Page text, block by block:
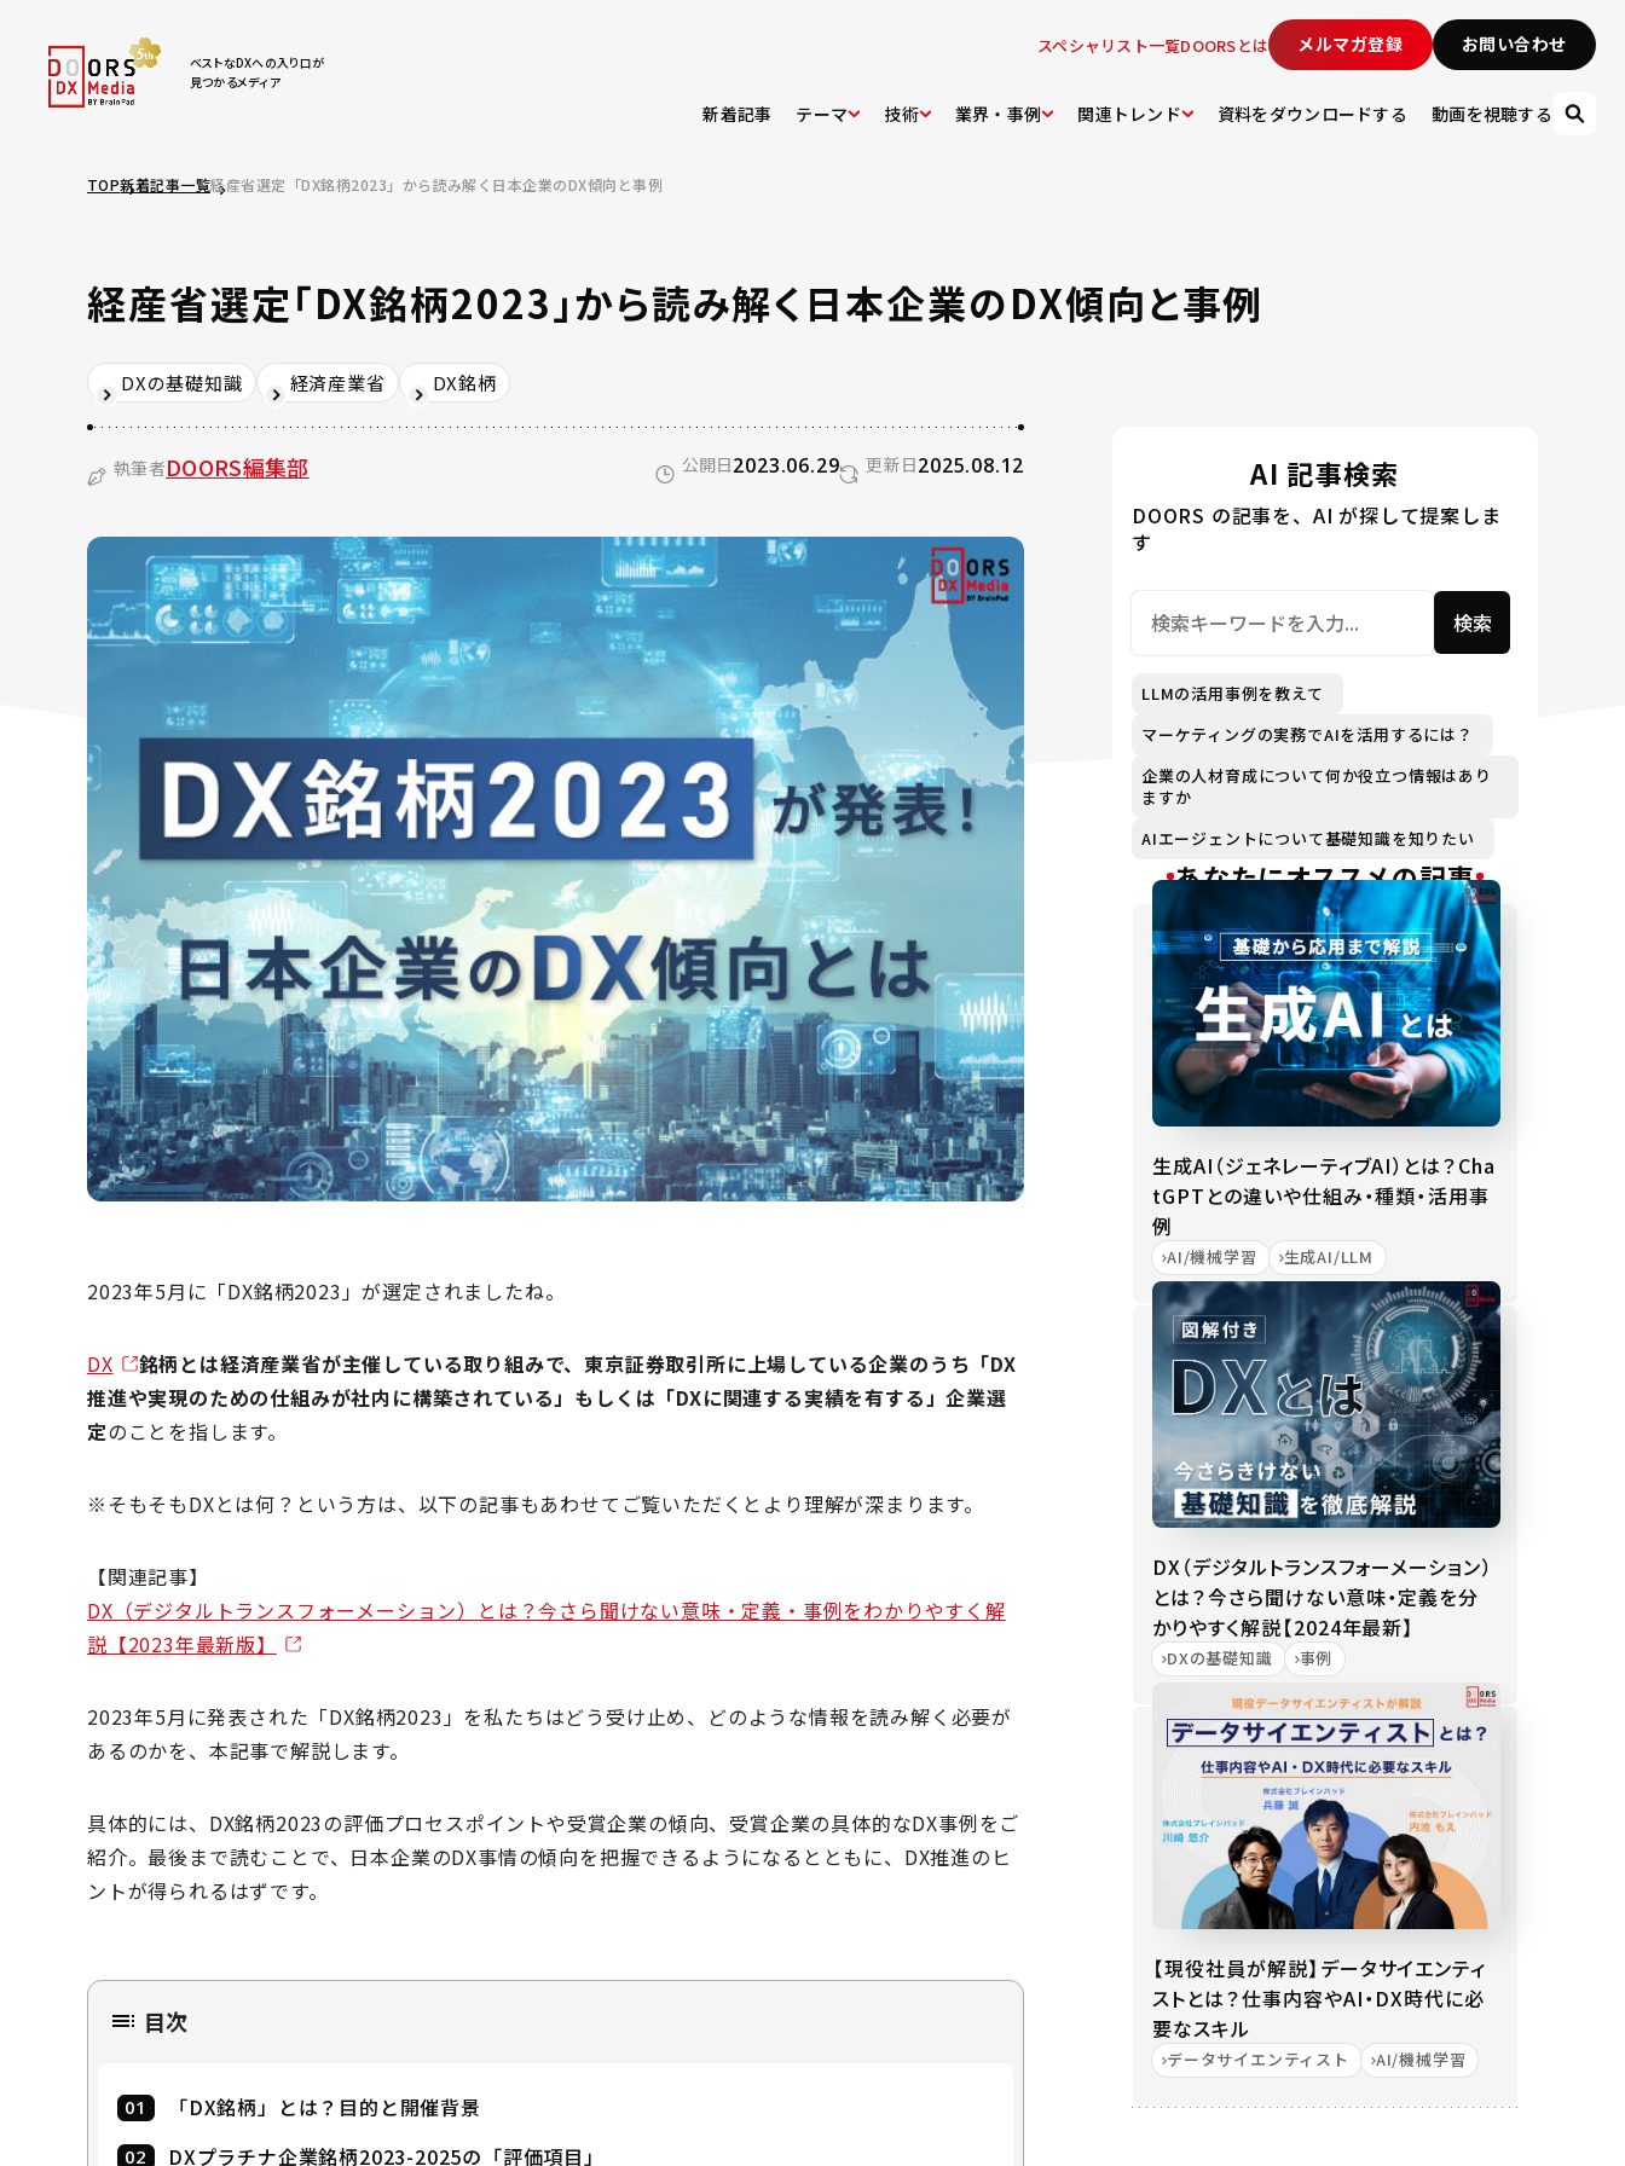
ベストなDXへの入り口が
見つかるメディア
スペシャリスト一覧DOORSとは メルマガ登録 お問い合わせ
新着記事 テーマ 技術 業界・事例 関連トレンド 資料をダウンロードする 動画を視聴する
TOP新着記事一覧経産省選定「DX銘柄2023」から読み解く日本企業のDX傾向と事例
経産省選定「DX銘柄2023」から読み解く日本企業のDX傾向と事例
DXの基礎知識 経済産業省 DX銘柄
執筆者DOORS編集部 公開日2023.06.29 更新日2025.08.12
2023年5月に「DX銘柄2023」が選定されましたね。
DX
銘柄とは経済産業省が主催している取り組みで、東京証券取引所に上場している企業のうち「DX
推進や実現のための仕組みが社内に構築されている」もしくは「DXに関連する実績を有する」企業選
定のことを指します。
※そもそもDXとは何？という方は、以下の記事もあわせてご覧いただくとより理解が深まります。
【関連記事】
DX（デジタルトランスフォーメーション）とは？今さら聞けない意味・定義・事例をわかりやすく解
説【2023年最新版】
2023年5月に発表された「DX銘柄2023」を私たちはどう受け止め、どのような情報を読み解く必要が
あるのかを、本記事で解説します。
具体的には、DX銘柄2023の評価プロセスポイントや受賞企業の傾向、受賞企業の具体的なDX事例をご
紹介。最後まで読むことで、日本企業のDX事情の傾向を把握できるようになるとともに、DX推進のヒ
ントが得られるはずです。
目次
「DX銘柄」とは？目的と開催背景
DXプラチナ企業銘柄2023-2025の「評価項目」
AI 記事検索
DOORS の記事を、AI が探して提案しま
す
検索
LLMの活用事例を教えて
マーケティングの実務でAIを活用するには？
企業の人材育成について何か役立つ情報はあり
ますか
AIエージェントについて基礎知識を知りたい
あなたにオススメの記事
生成AI（ジェネレーティブAI）とは？Cha
tGPTとの違いや仕組み・種類・活用事
例
AI/機械学習 生成AI/LLM
DX（デジタルトランスフォーメーション）
とは？今さら聞けない意味・定義を分
かりやすく解説【2024年最新】
DXの基礎知識 事例
【現役社員が解説】データサイエンティ
ストとは？仕事内容やAI・DX時代に必
要なスキル
データサイエンティスト AI/機械学習